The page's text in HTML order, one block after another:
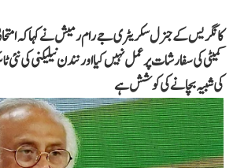
کانگریس کے جنرل سکریٹری جے رام رمیش نے کہا کہ
کمیٹی کی سفارشات پر عمل نہیں کیا اور نندن نیلیکنی
کی شبیہ بچانے کی کوشش ہے